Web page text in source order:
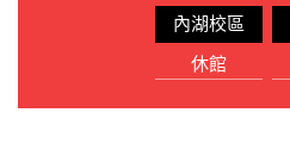
內湖校區
休館